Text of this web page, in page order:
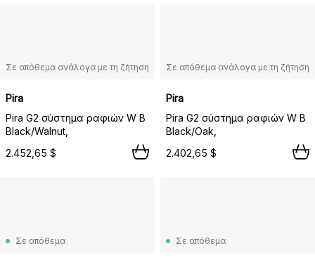
Σε απόθεμα ανάλογα με τη ζήτηση
Pira
Pira G2 σύστημα ραφιών W B
Black/Walnut,
2.452,65 $
Σε απόθεμα ανάλογα με τη ζήτηση
Pira
Pira G2 σύστημα ραφιών W B
Black/Oak,
2.402,65 $
Σε απόθεμα Σε απόθεμα